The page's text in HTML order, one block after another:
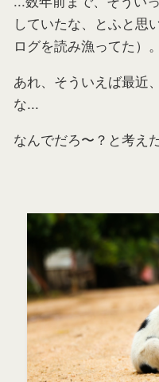
していたな、とふと思
ログを読み漁ってた）。
あれ、そういえば最近
な...
なんでだろ〜？と考え